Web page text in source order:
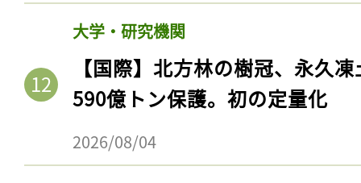
大学・研究機関
【国際】北方林の樹冠、永久
590億トン保護。初の定量化
2026/08/04
ログイン